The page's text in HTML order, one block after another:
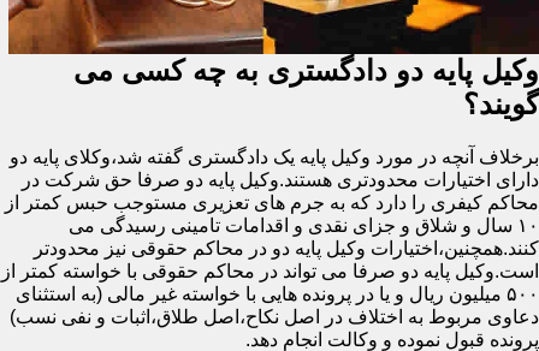
وکیل پایه دو دادگستری به چه کسی می
گویند؟
برخلاف آنچه در مورد وکیل پایه یک دادگستری گفته شد،وکلای پایه دو
دارای اختیارات محدودتری هستند.وکیل پایه دو صرفا حق شرکت در
محاکم کیفری را دارد که به جرم های تعزیری مستوجب حبس کمتر از
۱۰ سال و شلاق و جزای نقدی و اقدامات تامینی رسیدگی می
کنند.همچنین،اختیارات وکیل پایه دو در محاکم حقوقی نیز محدودتر
است.وکیل پایه دو صرفا می تواند در محاکم حقوقی با خواسته کمتر از
۵۰۰ میلیون ریال و یا در پرونده هایی با خواسته غیر مالی (به استثنای
دعاوی مربوط به اختلاف در اصل نکاح،اصل طلاق،اثبات و نفی نسب)
پرونده قبول نموده و وکالت انجام دهد.